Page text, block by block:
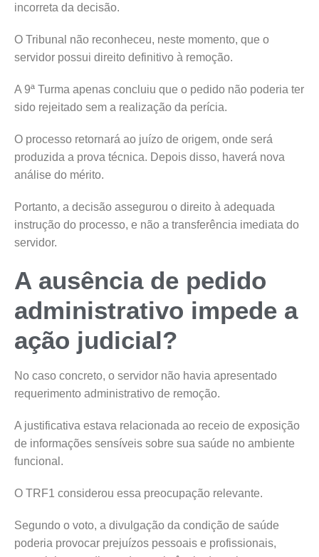
incorreta da decisão.
O Tribunal não reconheceu, neste momento, que o
servidor possui direito definitivo à remoção.
A 9ª Turma apenas concluiu que o pedido não poderia ter
sido rejeitado sem a realização da perícia.
O processo retornará ao juízo de origem, onde será
produzida a prova técnica. Depois disso, haverá nova
análise do mérito.
Portanto, a decisão assegurou o direito à adequada
instrução do processo, e não a transferência imediata do
servidor.
A ausência de pedido
administrativo impede a
ação judicial?
No caso concreto, o servidor não havia apresentado
requerimento administrativo de remoção.
A justificativa estava relacionada ao receio de exposição
de informações sensíveis sobre sua saúde no ambiente
funcional.
O TRF1 considerou essa preocupação relevante.
Segundo o voto, a divulgação da condição de saúde
poderia provocar prejuízos pessoais e profissionais,